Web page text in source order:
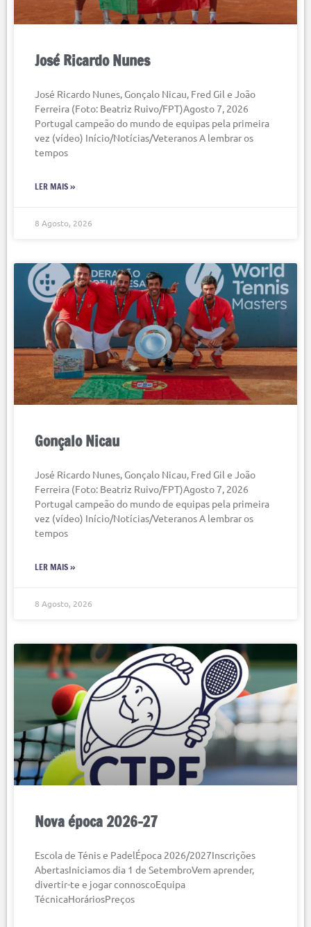
José Ricardo Nunes
José Ricardo Nunes, Gonçalo Nicau, Fred Gil e João
Ferreira (Foto: Beatriz Ruivo/FPT)Agosto 7, 2026
Portugal campeão do mundo de equipas pela primeira
vez (vídeo) Início/Notícias/Veteranos A lembrar os
tempos
LER MAIS »
8 Agosto, 2026
Gonçalo Nicau
José Ricardo Nunes, Gonçalo Nicau, Fred Gil e João
Ferreira (Foto: Beatriz Ruivo/FPT)Agosto 7, 2026
Portugal campeão do mundo de equipas pela primeira
vez (vídeo) Início/Notícias/Veteranos A lembrar os
tempos
LER MAIS »
8 Agosto, 2026
Nova época 2026-27
Escola de Ténis e PadelÉpoca 2026/2027Inscrições
AbertasIniciamos dia 1 de SetembroVem aprender,
divertir-te e jogar connoscoEquipa
TécnicaHoráriosPreços